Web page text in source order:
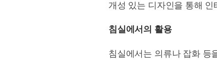
개성 있는 디자인을 통해
침실에서의 활용
침실에서는 의류나 잡화 등